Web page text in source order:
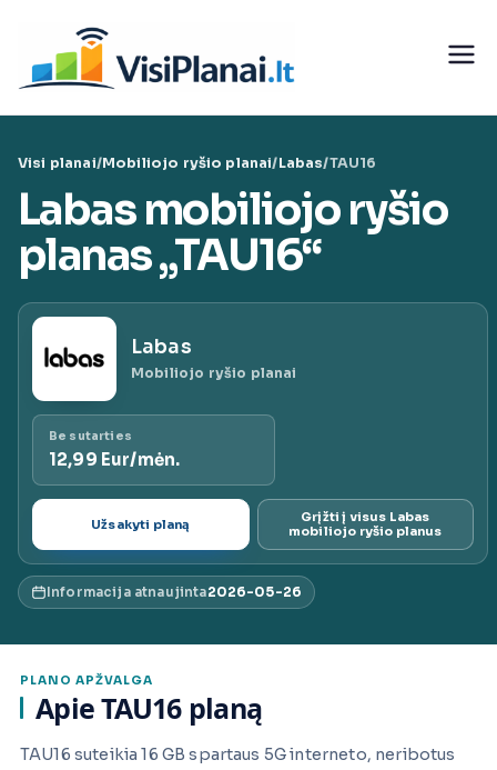
turinio
teleko
munika
cijų
paslaug
VisiPlan
ai.lt
Visi planai/Mobiliojo ryšio planai/Labas/TAU16
Labas mobiliojo ryšio
planas „TAU16“
Labas
Mobiliojo ryšio planai
Be sutarties
12,99 Eur/mėn.
Užsakyti planą
Grįžti į visus Labas
mobiliojo ryšio planus
Informacija atnaujinta2026-05-26
PLANO APŽVALGA
Apie TAU16 planą
TAU16 suteikia 16 GB spartaus 5G interneto, neribotus